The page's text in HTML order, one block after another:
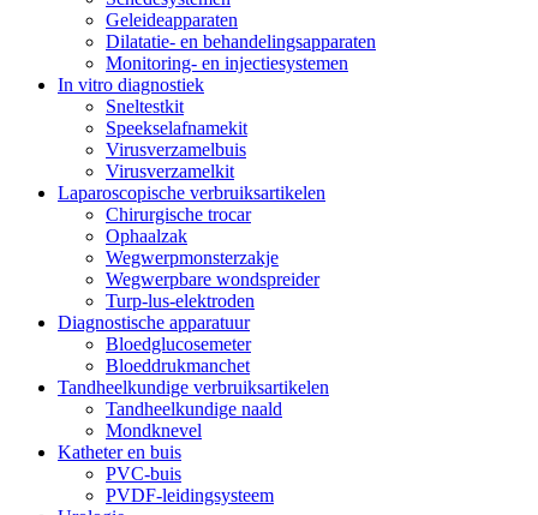
Geleideapparaten
Dilatatie- en behandelingsapparaten
Monitoring- en injectiesystemen
In vitro diagnostiek
Sneltestkit
Speekselafnamekit
Virusverzamelbuis
Virusverzamelkit
Laparoscopische verbruiksartikelen
Chirurgische trocar
Ophaalzak
Wegwerpmonsterzakje
Wegwerpbare wondspreider
Turp-lus-elektroden
Diagnostische apparatuur
Bloedglucosemeter
Bloeddrukmanchet
Tandheelkundige verbruiksartikelen
Tandheelkundige naald
Mondknevel
Katheter en buis
PVC-buis
PVDF-leidingsysteem